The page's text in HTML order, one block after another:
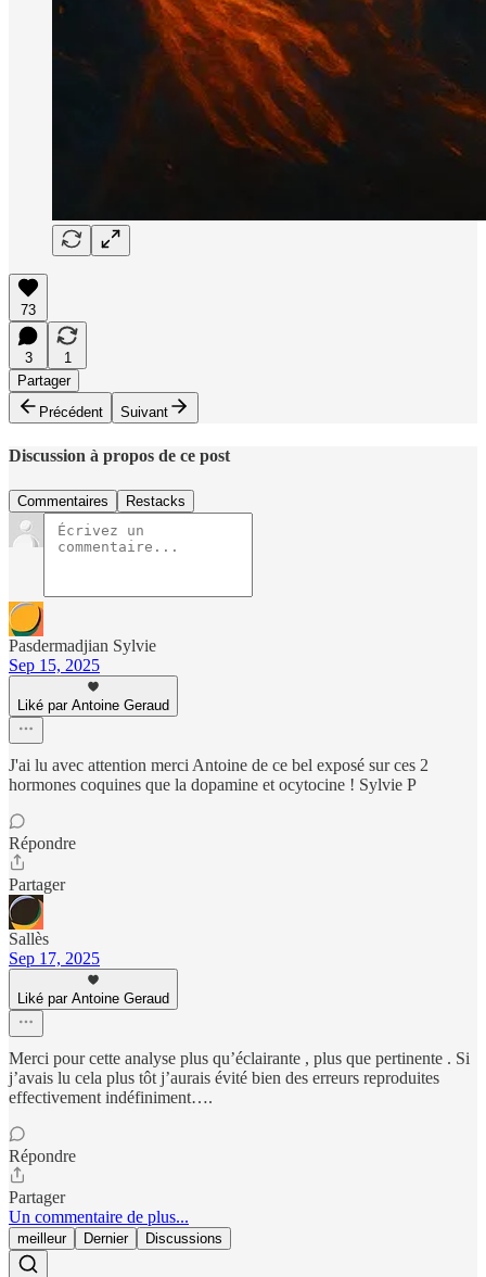
73
3
1
Partager
Précédent
Suivant
Discussion à propos de ce post
Commentaires Restacks
Pasdermadjian Sylvie
Sep 15, 2025
Liké par Antoine Geraud
J'ai lu avec attention merci Antoine de ce bel exposé sur ces 2
hormones coquines que la dopamine et ocytocine ! Sylvie P
Répondre
Partager
Sallès
Sep 17, 2025
Liké par Antoine Geraud
Merci pour cette analyse plus qu’éclairante , plus que pertinente . Si
j’avais lu cela plus tôt j’aurais évité bien des erreurs reproduites
effectivement indéfiniment….
Répondre
Partager
Un commentaire de plus...
meilleur Dernier Discussions